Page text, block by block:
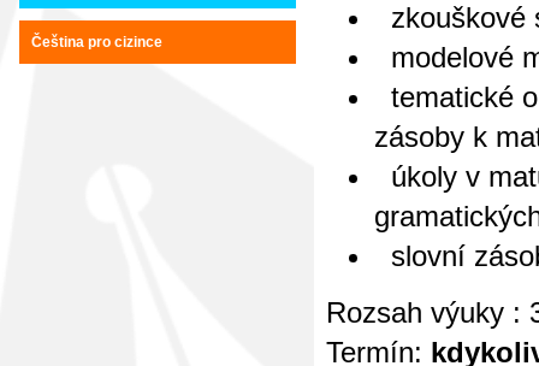
Čeština pro cizince
zkouškové
modelové
tematické
zásoby k
úkoly v
slovní
Rozsah výuky :
Termín: